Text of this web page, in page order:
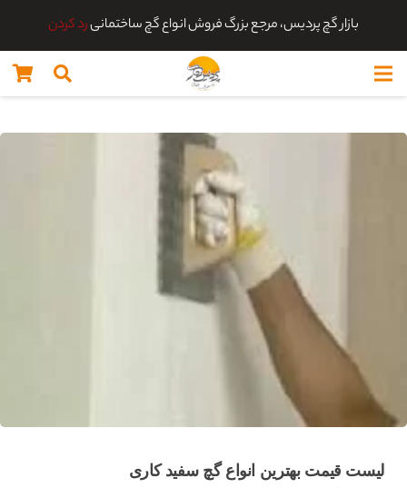
بازار گچ پردیس، مرجع بزرگ فروش انواع گچ ساختمانیرد کردن
لیست قیمت بهترین انواع گچ سفید کاری